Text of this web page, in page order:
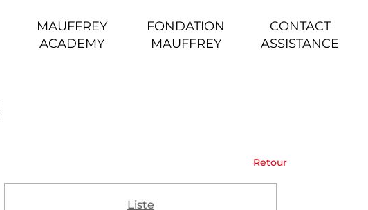
MAUFFREY
ACADEMY
FONDATION
MAUFFREY
CONTACT
ASSISTANCE
Retour
Liste